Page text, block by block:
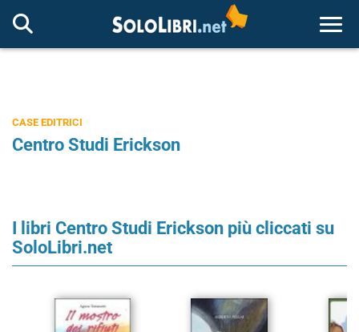
CASE EDITRICI
Centro Studi Erickson
I libri Centro Studi Erickson più cliccati su
SoloLibri.net